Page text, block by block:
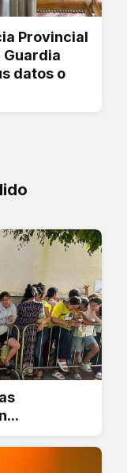
Provincial
datos o